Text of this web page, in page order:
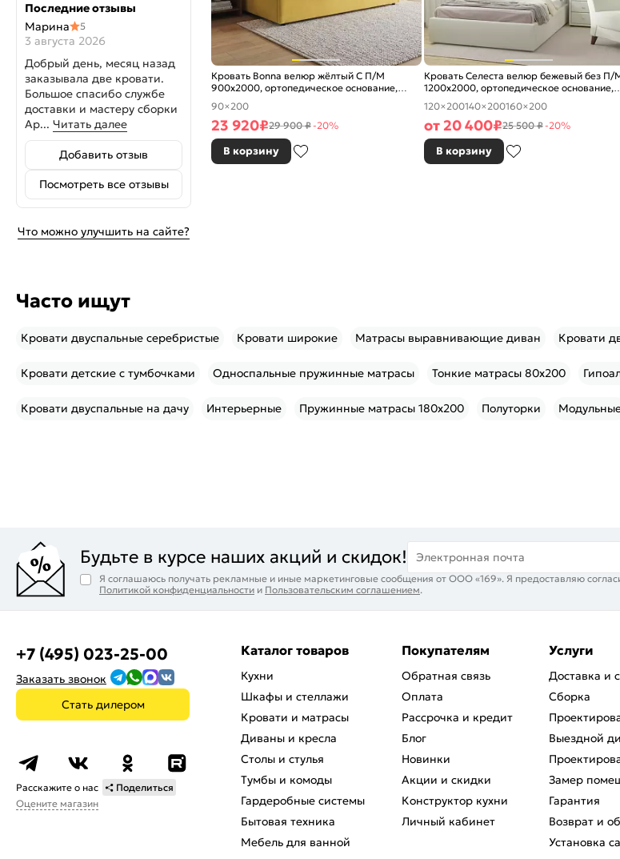
Последние отзывы
Марина
5
3 августа 2026
Добрый день, месяц назад
заказывала две кровати.
Большое спасибо службе
доставки и мастеру сборки
Ар... Читать далее
Добавить отзыв
Посмотреть все отзывы
Что можно улучшить на сайте?
Кровать Bonna велюр жёлтый С П/М
900x2000, ортопедическое основание,
90×200
23 920₽29 900 ₽-20%
В корзину
Кровать Селеста велюр бежевый без П/
1200x2000, ортопедическое основание,
120×200140×200160×200
от 20 400₽25 500 ₽-20%
В корзину
Часто ищут
Кровати двуспальные серебристые Кровати широкие Матрасы выравнивающие диван Кровати
Кровати детские с тумбочками Односпальные пружинные матрасы Тонкие матрасы 80x200
Кровати двуспальные на дачу Интерьерные Пружинные матрасы 180x200 Полуторки
Будьте в курсе наших акций и скидок! Электронная почта
Я соглашаюсь получать рекламные и иные маркетинговые сообщения от ООО «169». Я предоставляю
Политикой конфиденциальности и Пользовательским соглашением.
+7 (495) 023-25-00
Заказать звонок
Стать дилером
Расскажите о нас
Поделиться
Оцените магазин
Каталог товаров
Кухни
Шкафы и стеллажи
Кровати и матрасы
Диваны и кресла
Столы и стулья
Тумбы и комоды
Гардеробные системы
Бытовая техника
Мебель для ванной
Покупателям
Обратная связь
Оплата
Рассрочка и кредит
Блог
Новинки
Акции и скидки
Конструктор кухни
Личный кабинет
Услуги
Доставка и
Сборка
Выездной
Замер
Гарантия
Возврат и
Установка